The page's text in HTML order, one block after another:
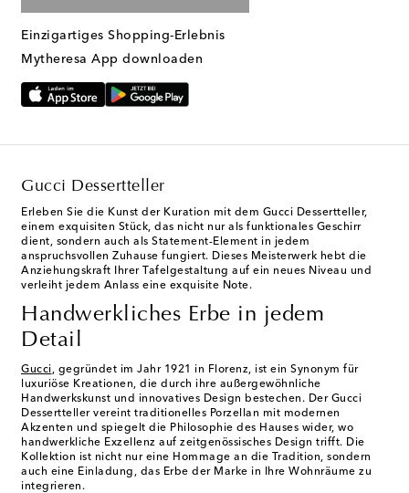
Einzigartiges Shopping-Erlebnis
Mytheresa App downloaden
Gucci Dessertteller
Erleben Sie die Kunst der Kuration mit dem Gucci Dessertteller,
einem exquisiten Stück, das nicht nur als funktionales Geschirr
dient, sondern auch als Statement-Element in jedem
anspruchsvollen Zuhause fungiert. Dieses Meisterwerk hebt die
Anziehungskraft Ihrer Tafelgestaltung auf ein neues Niveau und
verleiht jedem Anlass eine exquisite Note.
Handwerkliches Erbe in jedem
Detail
Gucci, gegründet im Jahr 1921 in Florenz, ist ein Synonym für
luxuriöse Kreationen, die durch ihre außergewöhnliche
Handwerkskunst und innovatives Design bestechen. Der Gucci
Dessertteller vereint traditionelles Porzellan mit modernen
Akzenten und spiegelt die Philosophie des Hauses wider, wo
handwerkliche Exzellenz auf zeitgenössisches Design trifft. Die
Kollektion ist nicht nur eine Hommage an die Tradition, sondern
auch eine Einladung, das Erbe der Marke in Ihre Wohnräume zu
integrieren.